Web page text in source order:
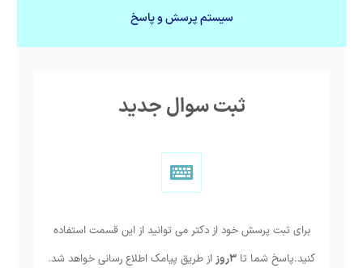
سیستم پرسش و پاسخ
ثبت سوال جدید
برای ثبت پرسش خود از دکتر می توانید از این قسمت استفاده
کنید.پاسخ شما تا 3روز از طریق پیامک اطلاع رسانی خواهد شد.